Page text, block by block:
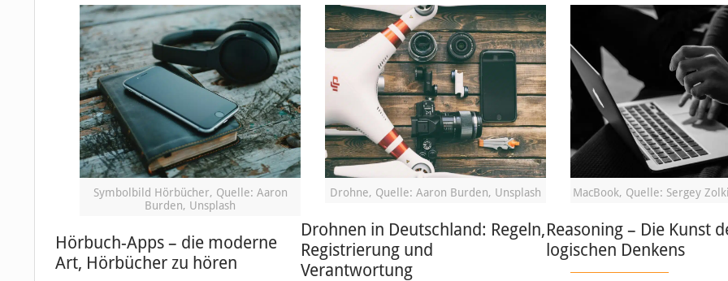
Symbolbild Hörbücher, Quelle: Aaron
Burden, Unsplash
Hörbuch-Apps – die moderne
Art, Hörbücher zu hören
Drohne, Quelle: Aaron Burden, Unsplash
Drohnen in Deutschland: Regeln,
Registrierung und
Verantwortung
MacBook, Quelle: Sergey
Reasoning – Die Kunst
logischen Denkens